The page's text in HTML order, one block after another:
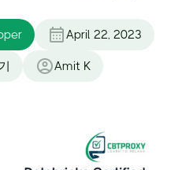
April 22, 2023
Amit K